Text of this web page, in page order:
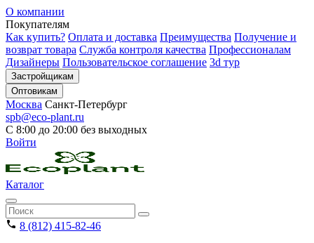
О компании
Покупателям
Как купить? Оплата и доставка Преимущества Получение и
возврат товара Служба контроля качества Профессионалам
Дизайнеры Пользовательское соглашение 3d тур
Застройщикам
Оптовикам
Москва Санкт-Петербург
spb@eco-plant.ru
С 8:00 до 20:00 без выходных
Войти
Каталог
8 (812) 415-82-46